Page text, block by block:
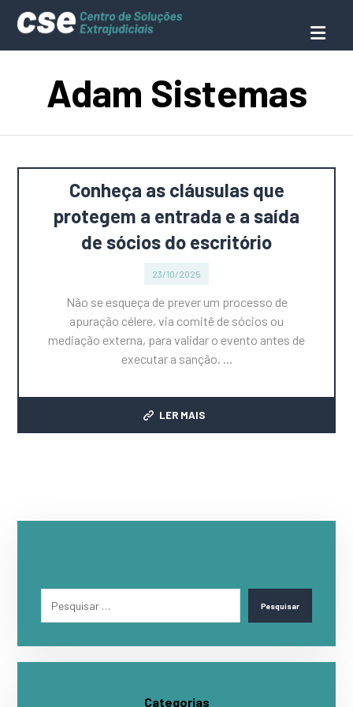
Adam Sistemas
Conheça as cláusulas que
protegem a entrada e a saída
de sócios do escritório
23/10/2025
Não se esqueça de prever um processo de
apuração célere, via comitê de sócios ou
mediação externa, para validar o evento antes de
executar a sanção. ...
LER MAIS
Pesquisar
Categorias